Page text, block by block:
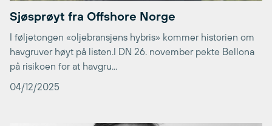
Sjøsprøyt fra Offshore Norge
I føljetongen «oljebransjens hybris» kommer historien om
havgruver høyt på listen.I DN 26. november pekte Bellona
på risikoen for at havgru...
04/12/2025